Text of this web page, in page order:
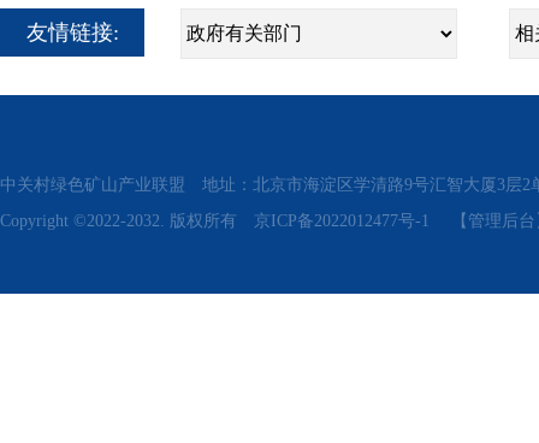
友情链接:
中关村绿色矿山产业联盟 地址：北京市海淀区学清路9号汇智大厦3层
Copyright ©2022-2032. 版权所有 京ICP备2022012477号-1 【管理后